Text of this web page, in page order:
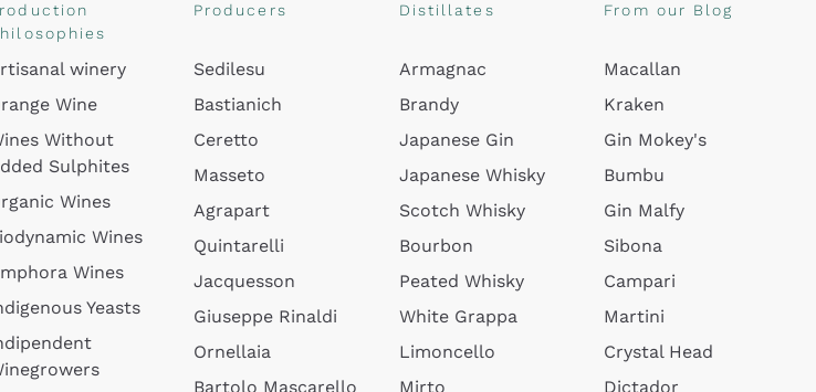
winery
Wine
Without
Sulphites
Wines
Wines
Wines
Yeasts
Producers
Sedilesu
Bastianich
Ceretto
Masseto
Agrapart
Quintarelli
Jacquesson
Giuseppe Rinaldi
Ornellaia
Bartolo Mascarello
Distillates
Armagnac
Brandy
Japanese Gin
Japanese Whisky
Scotch Whisky
Bourbon
Peated Whisky
White Grappa
Limoncello
Mirto
From our Blog
Macallan
Kraken
Gin Mokey's
Bumbu
Gin Malfy
Sibona
Campari
Martini
Crystal Head
Dictador